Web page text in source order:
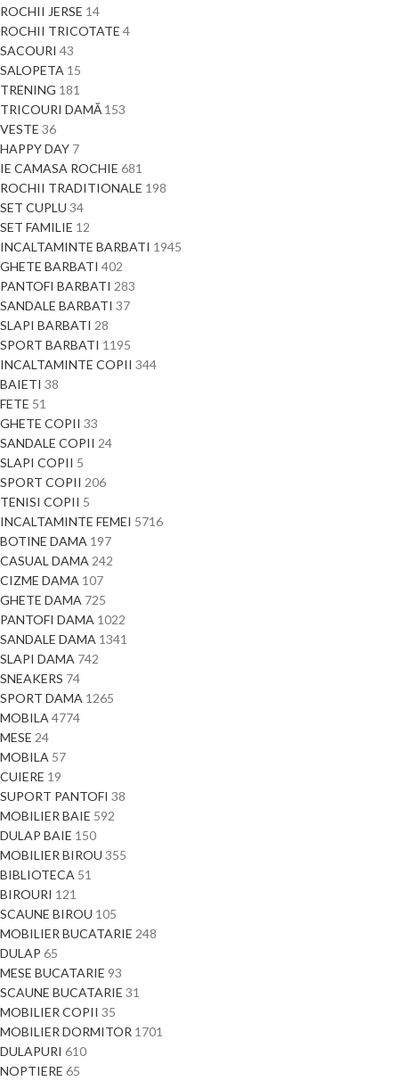
ROCHII JERSE 14
ROCHII TRICOTATE 4
SACOURI 43
SALOPETA 15
TRENING 181
TRICOURI DAMĂ 153
VESTE 36
HAPPY DAY 7
IE CAMASA ROCHIE 681
ROCHII TRADITIONALE 198
SET CUPLU 34
SET FAMILIE 12
INCALTAMINTE BARBATI 1945
GHETE BARBATI 402
PANTOFI BARBATI 283
SANDALE BARBATI 37
SLAPI BARBATI 28
SPORT BARBATI 1195
INCALTAMINTE COPII 344
BAIETI 38
FETE 51
GHETE COPII 33
SANDALE COPII 24
SLAPI COPII 5
SPORT COPII 206
TENISI COPII 5
INCALTAMINTE FEMEI 5716
BOTINE DAMA 197
CASUAL DAMA 242
CIZME DAMA 107
GHETE DAMA 725
PANTOFI DAMA 1022
SANDALE DAMA 1341
SLAPI DAMA 742
SNEAKERS 74
SPORT DAMA 1265
MOBILA 4774
MESE 24
MOBILA 57
CUIERE 19
SUPORT PANTOFI 38
MOBILIER BAIE 592
DULAP BAIE 150
MOBILIER BIROU 355
BIBLIOTECA 51
BIROURI 121
SCAUNE BIROU 105
MOBILIER BUCATARIE 248
DULAP 65
MESE BUCATARIE 93
SCAUNE BUCATARIE 31
MOBILIER COPII 35
MOBILIER DORMITOR 1701
DULAPURI 610
NOPTIERE 65